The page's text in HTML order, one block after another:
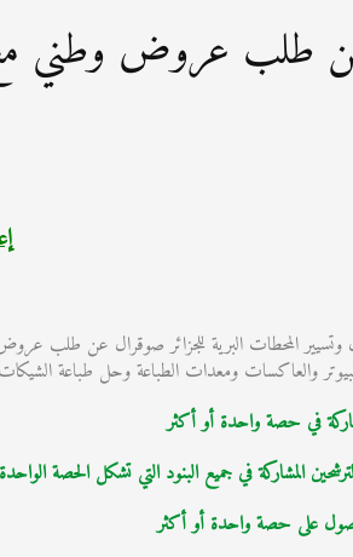
طلب عروض وطني مع
والعاكسات ومعدات الطباعة وحل طباعة
في حصة واحدة أو أكثر
المشاركة في جميع البنود التي تشكل الحصة
على حصة واحدة أو أكثر